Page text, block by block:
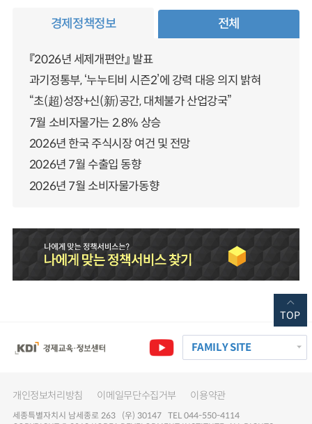
경제정책정보 전체
『2026년 세제개편안』 발표
과기정통부, ‘누누티비 시즌2’에 강력 대응 의지 밝혀
“초(超)성장+신(新)공간, 대체불가 산업강국”
7월 소비자물가는 2.8% 상승
2026년 한국 주식시장 여건 및 전망
2026년 7월 수출입 동향
2026년 7월 소비자물가동향
FAMILY SITE
개인정보처리방침 이메일무단수집거부 이용약관
세종특별자치시 남세종로 263 (우) 30147 TEL 044-550-4114
TOP